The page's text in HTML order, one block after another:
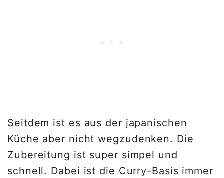
Seitdem ist es aus der japanischen
Küche aber nicht wegzudenken. Die
Zubereitung ist super simpel und
schnell. Dabei ist die Curry-Basis immer